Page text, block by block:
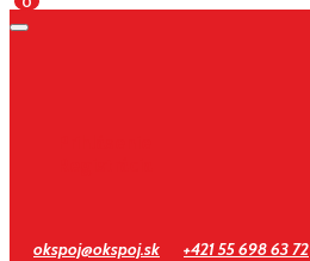
okspoj@okspoj.sk +421 55 698 63 72